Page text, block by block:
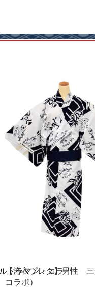
トラマン：コラ
【浴衣プレタ】男性 三
コラボ）